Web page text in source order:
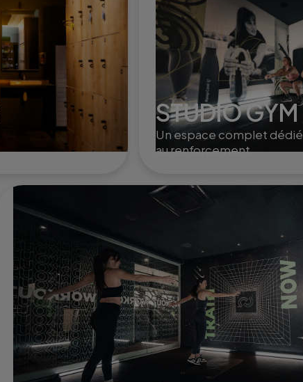
STUDIO GYM
Un espace complet dédié
au renforcement
modernes pour sculpter,
tonifier et dynamiser le